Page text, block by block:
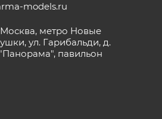
models.ru
Москва, метро Новые
ул. Гарибальди, д.
павильон